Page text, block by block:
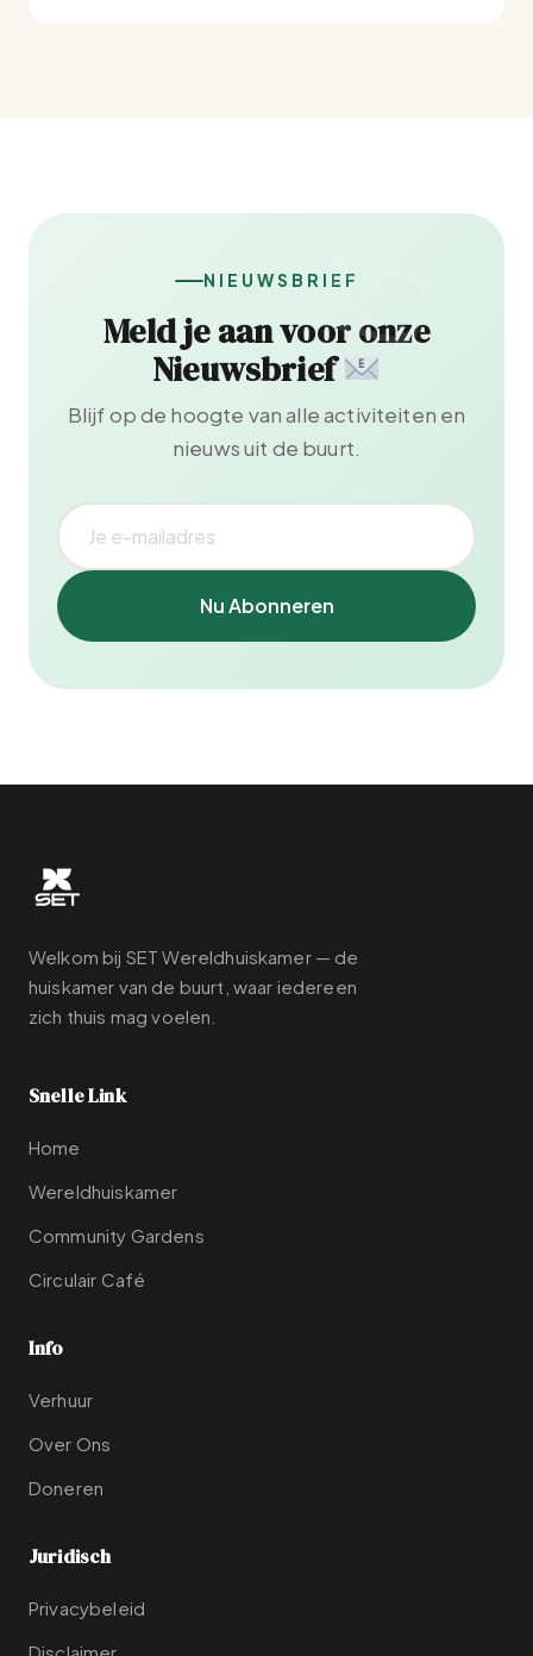
NIEUWSBRIEF
Meld je aan voor onze
Nieuwsbrief
Blijf op de hoogte van alle activiteiten en
nieuws uit de buurt.
Nu Abonneren
Welkom bij SET Wereldhuiskamer — de
huiskamer van de buurt, waar iedereen
zich thuis mag voelen.
Snelle Link
Home
Wereldhuiskamer
Community Gardens
Circulair Café
Info
Verhuur
Over Ons
Doneren
Juridisch
Privacybeleid